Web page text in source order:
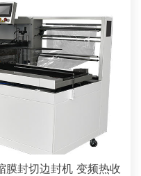
膜封切边封机 变频热收